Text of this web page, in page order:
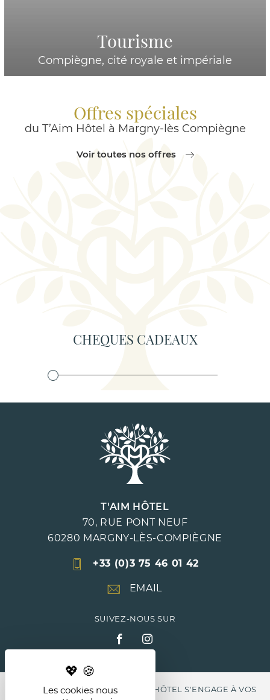
Tourisme
Compiègne, cité royale et impériale
Offres spéciales
du T’Aim Hôtel à Margny-lès Compiègne
Voir toutes nos offres
CHEQUES CADEAUX
T'AIM HÔTEL
70, RUE PONT NEUF
60280 MARGNY-LÈS-COMPIÈGNE
+33 (0)3 75 46 01 42
EMAIL
SUIVEZ-NOUS SUR
LABEL CLEF VERTE , LE T'AIM HÔTEL S'ENGAGE À VOS
Les cookies nous